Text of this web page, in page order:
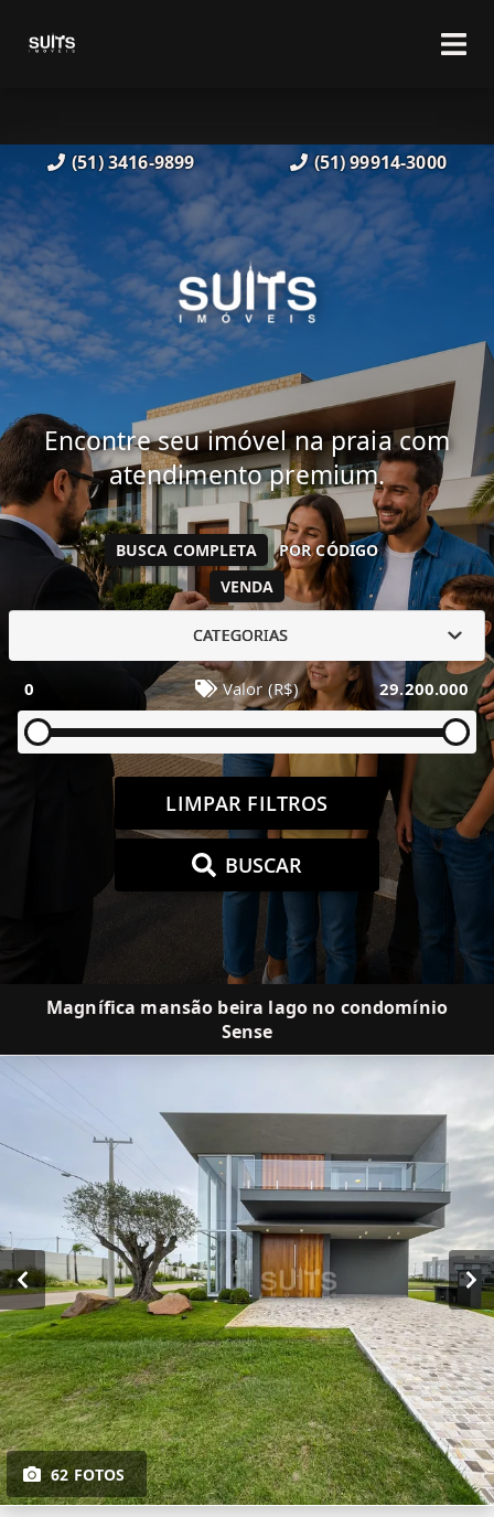
(51) 3416-9899 (51) 99914-3000
Encontre seu imóvel na praia com
atendimento premium.
VENDA
BUSCA COMPLETA POR CÓDIGO
CATEGORIAS
0 Valor (R$) 29.200.000
LIMPAR FILTROS
BUSCAR
Magnífica mansão beira lago no condomínio
Sense
62 FOTOS